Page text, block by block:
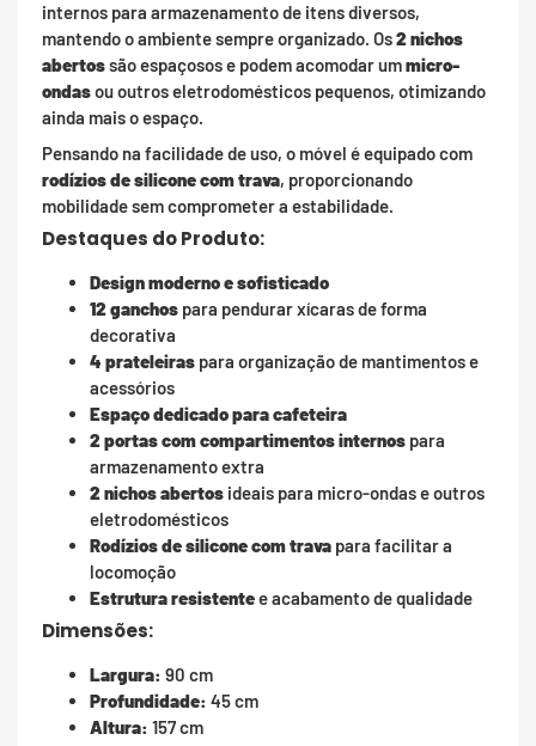
internos para armazenamento de itens diversos,
mantendo o ambiente sempre organizado. Os2 nichos
abertossão espaçosos e podem acomodar ummicro-
ondasou outros eletrodomésticos pequenos, otimizando
ainda mais o espaço.
Pensando na facilidade de uso, o móvel é equipado com
rodízios de silicone com trava, proporcionando
mobilidade sem comprometer a estabilidade.
Destaques do Produto:
Design moderno e sofisticado
12 ganchos para pendurar xícaras de forma
decorativa
4 prateleiras para organização de mantimentos e
acessórios
Espaço dedicado para cafeteira
2 portas com compartimentos internos para
armazenamento extra
2 nichos abertos ideais para micro-ondas e outros
eletrodomésticos
Rodízios de silicone com trava para facilitar a
locomoção
Estrutura resistentee acabamento de qualidade
Dimensões:
Largura: 90 cm
Profundidade: 45 cm
Altura: 157 cm